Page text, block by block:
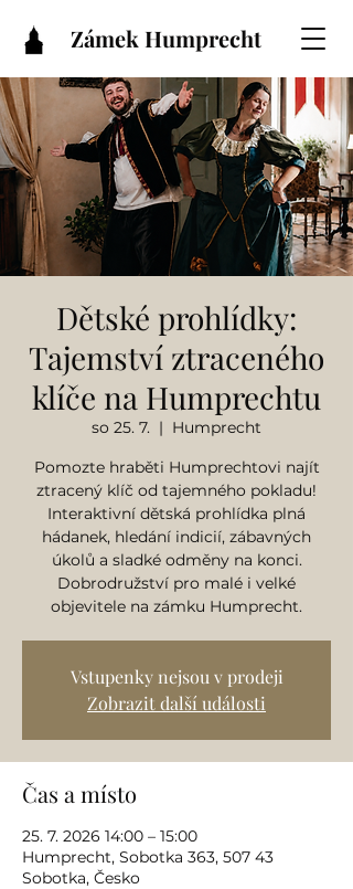
Zámek Humprecht
Dětské prohlídky:
Tajemství ztraceného
klíče na Humprechtu
so 25. 7.
  |
Humprecht
Pomozte hraběti Humprechtovi najít
ztracený klíč od tajemného pokladu!
Interaktivní dětská prohlídka plná
hádanek, hledání indicií, zábavných
úkolů a sladké odměny na konci.
Dobrodružství pro malé i velké
objevitele na zámku Humprecht.
Vstupenky nejsou v prodeji
Zobrazit další události
Čas a místo
25. 7. 2026 14:00 – 15:00
Humprecht, Sobotka 363, 507 43
Sobotka, Česko